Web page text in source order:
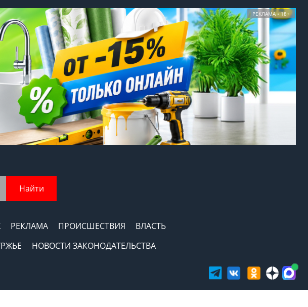
РЕКЛАМА • 18+
Найти
РЕКЛАМА ПРОИСШЕСТВИЯ
ВЛАСТЬ
НОВОСТИ ЗАКОНОДАТЕЛЬСТВА